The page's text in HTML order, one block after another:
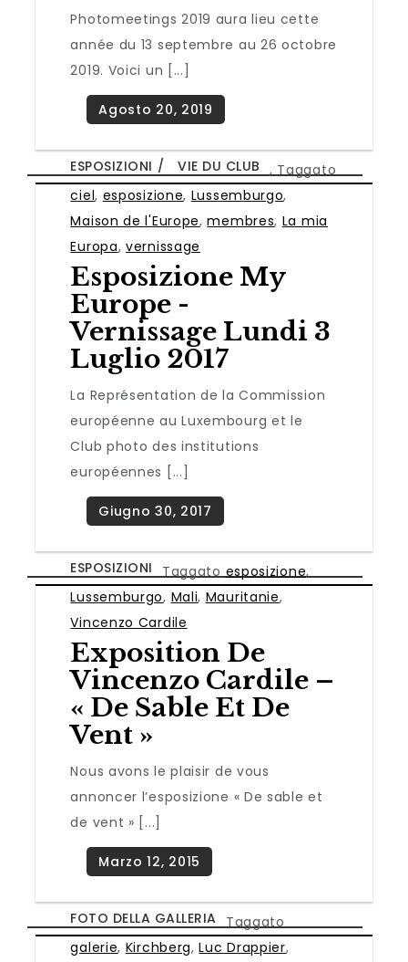
Photomeetings 2019 aura lieu cette
année du 13 septembre au 26 octobre
2019. Voici un [...]
ESPOSIZIONI ,
VIE DU CLUB
Taggato
ciel, esposizione, Lussemburgo,
Maison de l'Europe,membres, La mia
Europa,vernissage
Esposizione My
Europe -
Vernissage Lundi 3
Luglio 2017
La Représentation de la Commission
européenne au Luxembourg et le
Club photo des institutions
européennes [...]
ESPOSIZIONI Taggato esposizione,
Lussemburgo, Mali, Mauritanie,
Vincenzo Cardile
Exposition De
Vincenzo Cardile –
« De Sable Et De
Vent »
Nous avons le plaisir de vous
annoncer l’esposizione « De sable et
de vent » [...]
FOTO DELLA GALLERIA Taggato
galerie, Kirchberg,Luc Drappier,